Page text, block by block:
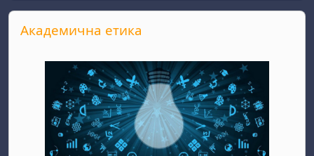
Прескочи Академична етика
Академична етика